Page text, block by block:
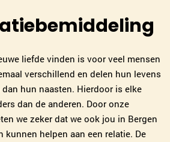
liefde vinden is voor veel mensen
verschillend en delen hun levens
hun naasten. Hierdoor is elke
dan de anderen. Door onze
we zeker dat we ook jou in Bergen
kunnen helpen aan een relatie. De
Plan kennismaking
Willeke Hoek
Bosch
2032029|email